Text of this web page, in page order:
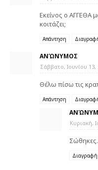
Εκείνος ο ΑΓΓΕΘΑ
κοιτάζει;
Απάντηση
ΑΝΏΝΥΜΟΣ
Σάββατο, Ιουνίου 13,
Θέλω πίσω τις
Απάντηση
Κυριακή,
Διαγραφή